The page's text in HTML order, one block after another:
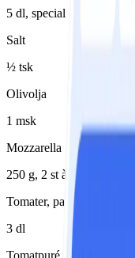
5 dl, special
Salt
½ tsk
Olivolja
1 msk
Mozzarella
250 g, 2 st à 125 g
Tomater, passerade
3 dl
Tomatpuré